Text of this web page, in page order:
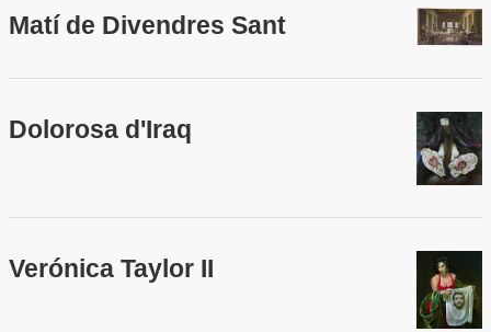
Matí de Divendres Sant
Dolorosa d'Iraq
Verónica Taylor II